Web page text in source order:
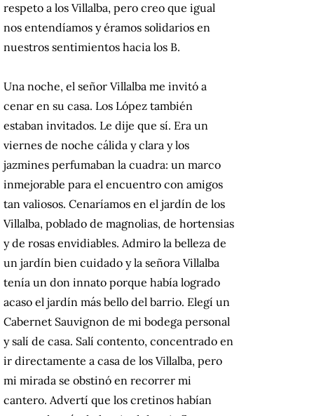
respeto a los Villalba, pero creo que igual
nos entendíamos y éramos solidarios en
nuestros sentimientos hacia los B.
Una noche, el señor Villalba me invitó a
cenar en su casa. Los López también
estaban invitados. Le dije que sí. Era un
viernes de noche cálida y clara y los
jazmines perfumaban la cuadra: un marco
inmejorable para el encuentro con amigos
tan valiosos. Cenaríamos en el jardín de los
Villalba, poblado de magnolias, de hortensias
y de rosas envidiables. Admiro la belleza de
un jardín bien cuidado y la señora Villalba
tenía un don innato porque había logrado
acaso el jardín más bello del barrio. Elegí un
Cabernet Sauvignon de mi bodega personal
y salí de casa. Salí contento, concentrado en
ir directamente a casa de los Villalba, pero
mi mirada se obstinó en recorrer mi
cantero. Advertí que los cretinos habían